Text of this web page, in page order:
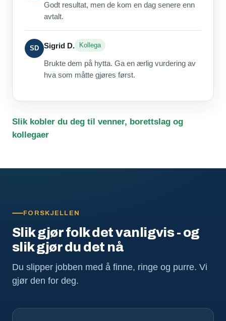
Godt resultat, men de kom en dag senere enn
avtalt.
SD Sigrid D. Kollega
Brukte dem på hytta. Ga en ærlig vurdering av
hva som måtte gjøres først.
Slik kobler du deg til venner, borettslag og
kollegaer
FORSKJELLEN
Slik gjør folk det vanligvis - og
slik gjør du det nå
Du slipper jobben med å finne, ringe og purre. Vi
gjør den for deg.